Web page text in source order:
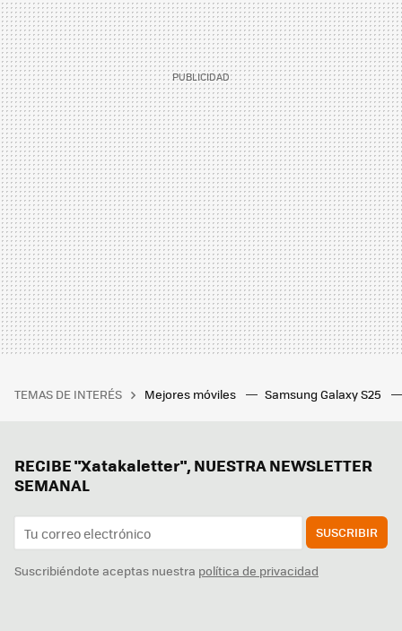
TEMAS DE INTERÉS Mejores móviles Samsung Galaxy S25
RECIBE "Xatakaletter", NUESTRA NEWSLETTER
SEMANAL
SUSCRIBIR
Suscribiéndote aceptas nuestra política de privacidad